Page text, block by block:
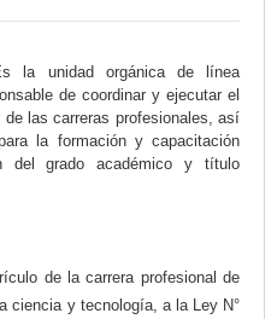
la unidad orgánica de línea
de coordinar y ejecutar el
las carreras profesionales, así
la formación y capacitación
del grado académico y título
de la carrera profesional de
ciencia y tecnología, a la Ley N°